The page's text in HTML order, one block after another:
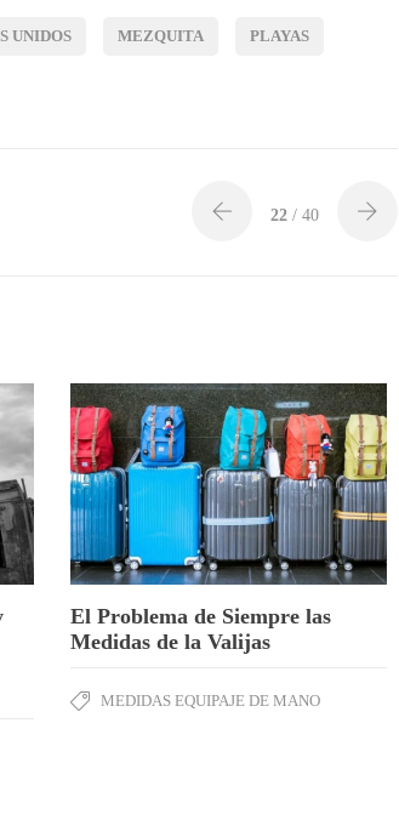
UNIDOS MEZQUITA PLAYAS
22 / 40
El Problema de Siempre las
Medidas de la Valijas
MEDIDAS EQUIPAJE DE MANO